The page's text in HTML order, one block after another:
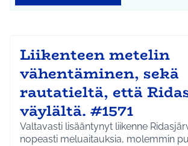
Liikenteen metelin
vähentäminen, sekä
rautatieltä, että
väylältä. #1571
Valtavasti lisääntynyt liikenne
nopeasti meluaitauksia, molemmin